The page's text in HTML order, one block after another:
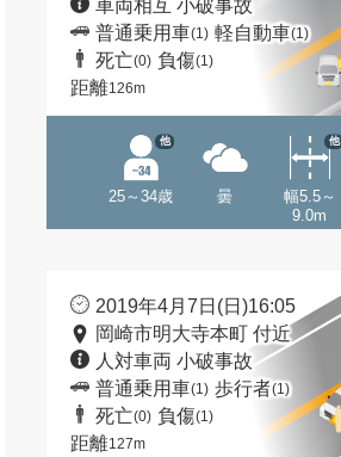
車両相互 小破事故
普通乗用車(1) 軽自動車(1)
死亡(0) 負傷(1)
距離126m
25～34歳
他
曇
幅5.5～
9.0m
他
2019年4月7日(日)16:05
岡崎市明大寺本町 付近
人対車両 小破事故
普通乗用車(1) 歩行者(1)
死亡(0) 負傷(1)
距離127m